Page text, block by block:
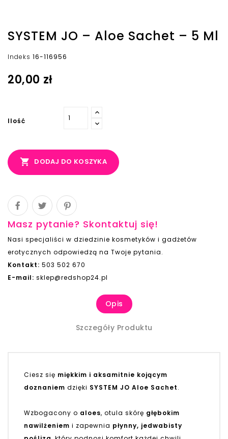
SYSTEM JO – Aloe Sachet – 5 Ml
Indeks 16-116956
20,00 zł
Ilość
 DODAJ DO KOSZYKA
Masz pytanie? Skontaktuj się!
Nasi specjaliści w dziedzinie kosmetyków i gadżetów
erotycznych odpowiedzą na Twoje pytania.
Kontakt: 503 502 670
E-mail: sklep@redshop24.pl
Opis
Szczegóły Produktu
Ciesz się miękkim i aksamitnie kojącym
doznaniem dzięki SYSTEM JO Aloe Sachet.
Wzbogacony o aloes, otula skórę głębokim
nawilżeniem i zapewnia płynny, jedwabisty